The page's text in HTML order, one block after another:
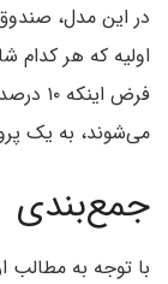
در این مدل،
فرض
می‌شوند، به یک پروتفولیو
جمع‌بندی
با توجه به مطالب